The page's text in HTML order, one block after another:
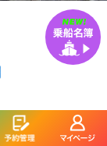
3～5匹